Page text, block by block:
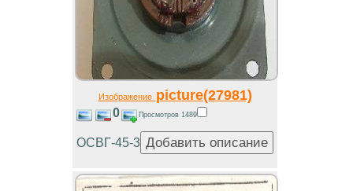
Изображениеpicture(27981)
0 Просмотров 1489
ОСВГ-45-3